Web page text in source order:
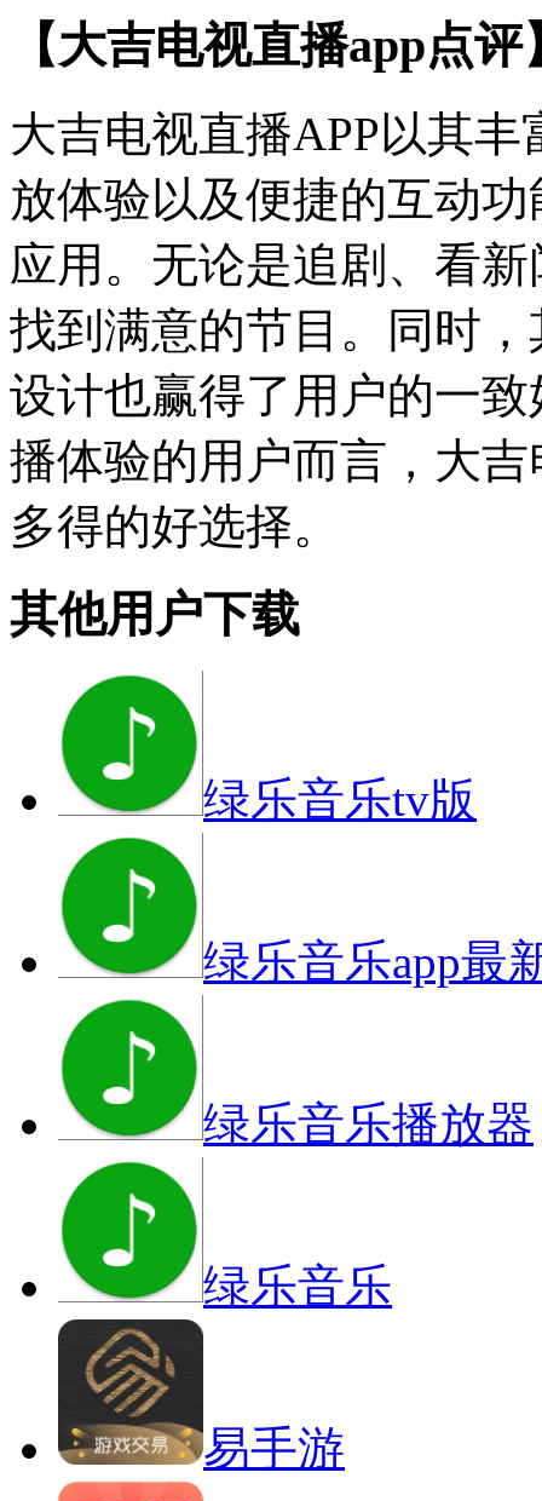
【大吉电视直播app点评
大吉电视直播APP以其
放体验以及便捷的互动
应用。无论是追剧、看
找到满意的节目。同时
设计也赢得了用户的一
播体验的用户而言，大
多得的好选择。
其他用户下载
绿乐音乐tv版
绿乐音乐app最
绿乐音乐播放器
绿乐音乐
易手游